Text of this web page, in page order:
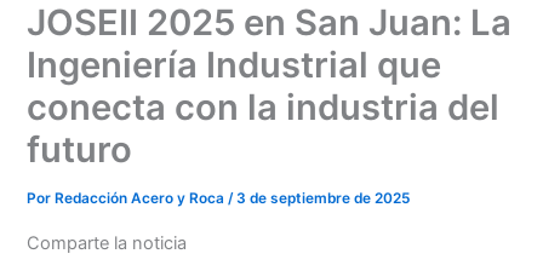
JOSEII 2025 en San Juan: La
Ingeniería Industrial que
conecta con la industria del
futuro
Por Redacción Acero y Roca/3 de septiembre de 2025
Comparte la noticia